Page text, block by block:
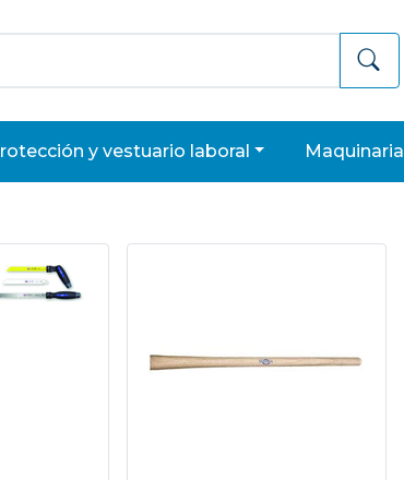
protección y vestuario laboral maquinaria